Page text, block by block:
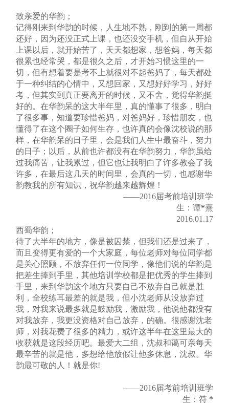
致亲爱的华韵；
记得刚来到华韵的时候，人生地不熟，刚到的第一周都
还好，因为还没正式上课，也还没交手机，但自从开始
上课以后，就开始苦了，天天都想家，想爸妈，每天都
很累也经常哭，都是很久之后，才开始习惯这里的一
切，但有想着要是考不上就很对不起爸妈了，每天都处
于一种纠结的心情中，又想回家，又想好好学习，好好
考，但其实到真正要离开的时候，又不舍，觉得华韵挺
好的。在华韵呆的这大半年里，真的懂事了很多，明白
了很多事，知道要珍惜爸妈，对爸妈好，珍惜朋友，也
懂得了在这个圈子如何生存，也许真的会像沈校说的那
样，在华韵呆的日子里，会是我们人生中最奋斗，努力
的日子；以后，从前也许都没有在华韵努力，华韵虽给
过我痛苦，让我累过，但它也让我明白了许多教会了我
许多，在最后这几天的时间里，会真的一切，也感谢华
韵教我的所有知识，祝华韵越来越辉煌！
——2016届考前培训班学
生：谭*熹
2016.01.17
西蜀华韵；
待了大半年的地方，像是被囚禁，但我们还是过来了，
而且变得更有爱的一个大家庭，每位老师对每位同学都
是关心照顾，不放弃任何一位同学，像他们说的华韵是
把差生捧到手里，其他培训学校都是把优秀的学生捧到
手里，来到华韵这个地方只要自己不放弃自己就是胜
利，全校练耳最差的就是我，但小沈老师从没放弃过
我，对我来说最多就是鼓励我，激励我，他说他都没有
对我放弃，我更没资格对自己放弃，的确。很感谢沈老
师，对我花费了很多的精力，或许这半年在这里最大的
收获就是这段经历吧。最爱大二组，沈叔和蔼可亲每天
最辛苦的就是他，多想给他放假让他多休息，沈叔。华
韵最可敬的人！就是你!
——2016届考前培训班学
生：符 *